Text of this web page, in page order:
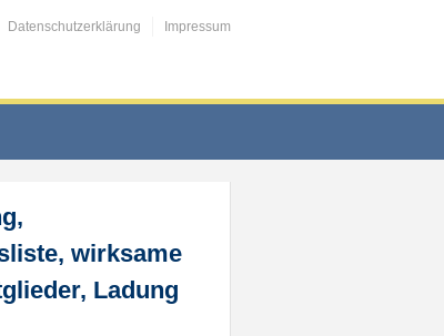
Datenschutzerklärung Impressum
wirksame
Ladung